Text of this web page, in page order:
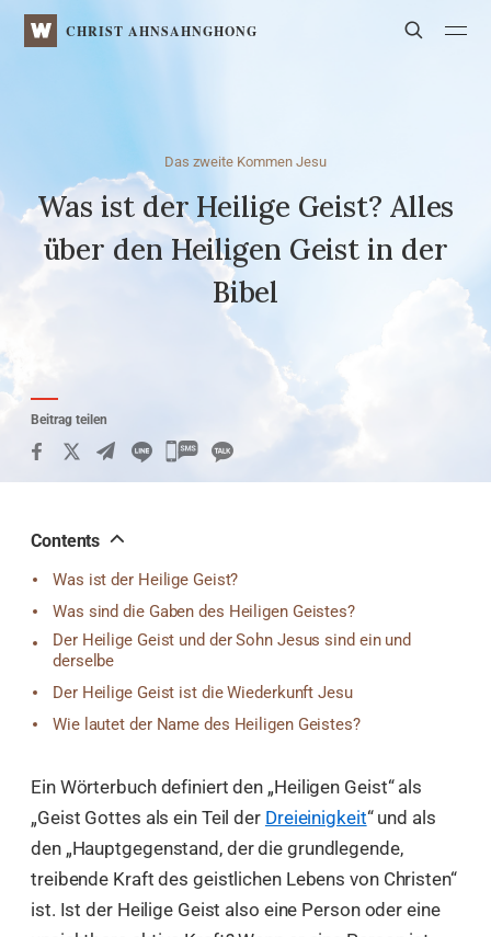
WATVCHRIST AHNSAHNGHONG Search
Das zweite Kommen Jesu
Was ist der Heilige Geist? Alles
über den Heiligen Geist in der
Bibel
Beitrag teilen
카
Contents
Was ist der Heilige Geist?
Was sind die Gaben des Heiligen Geistes?
Der Heilige Geist und der Sohn Jesus sind ein und
derselbe
Der Heilige Geist ist die Wiederkunft Jesu
Wie lautet der Name des Heiligen Geistes?
Ein Wörterbuch definiert den „Heiligen Geist“ als
„Geist Gottes als ein Teil der Dreieinigkeit“ und als
den „Hauptgegenstand, der die grundlegende,
treibende Kraft des geistlichen Lebens von Christen“
ist. Ist der Heilige Geist also eine Person oder eine